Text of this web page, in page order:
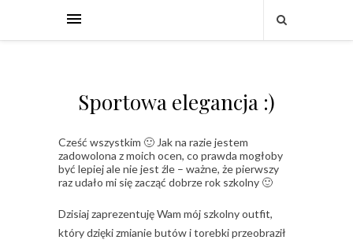
Sportowa elegancja :)
Cześć wszystkim 🙂 Jak na razie jestem
zadowolona z moich ocen, co prawda mogłoby
być lepiej ale nie jest źle – ważne, że pierwszy
raz udało mi się zacząć dobrze rok szkolny 🙂
Dzisiaj zaprezentuję Wam mój szkolny outfit,
który dzięki zmianie butów i torebki przeobraził